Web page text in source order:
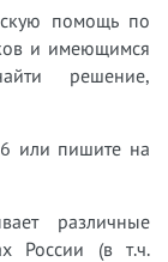
помощь по
и имеющимся
решение,
или пишите на
различные
России (в т.ч.